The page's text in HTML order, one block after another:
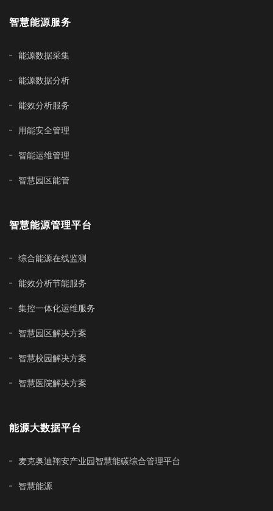
智慧能源服务
能源数据采集
能源数据分析
能效分析服务
用能安全管理
智能运维管理
智慧园区能管
智慧能源管理平台
综合能源在线监测
能效分析节能服务
集控一体化运维服务
智慧园区解决方案
智慧校园解决方案
智慧医院解决方案
能源大数据平台
麦克奥迪翔安产业园智慧能碳综合管理平台
智慧能源